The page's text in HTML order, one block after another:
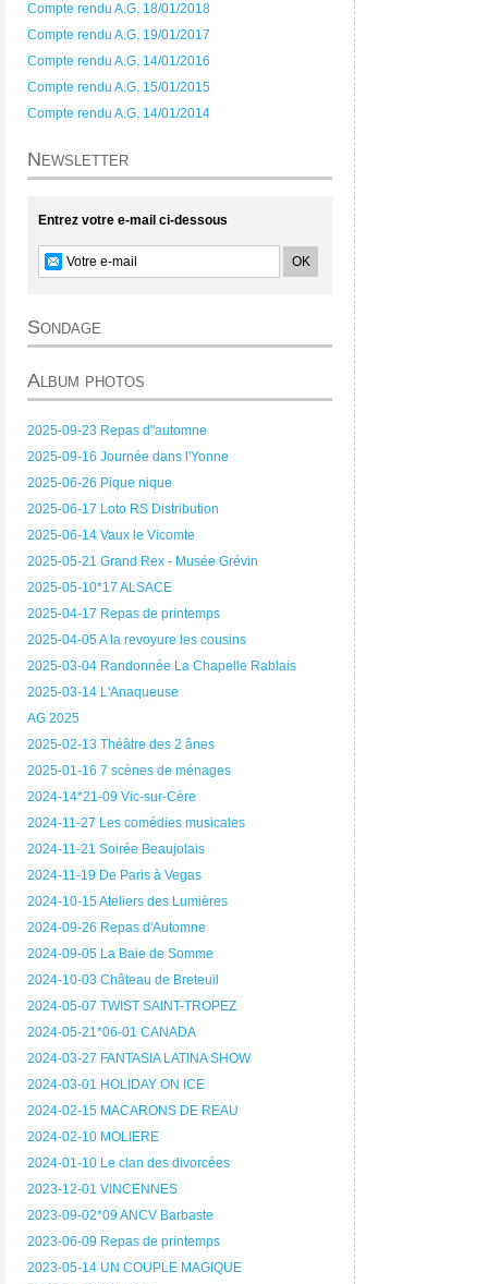
Compte rendu A.G. 18/01/2018
Compte rendu A.G. 19/01/2017
Compte rendu A.G. 14/01/2016
Compte rendu A.G. 15/01/2015
Compte rendu A.G. 14/01/2014
Newsletter
Entrez votre e-mail ci-dessous
Sondage
Album photos
2025-09-23 Repas d"automne
2025-09-16 Journée dans l'Yonne
2025-06-26 Pique nique
2025-06-17 Loto RS Distribution
2025-06-14 Vaux le Vicomte
2025-05-21 Grand Rex - Musée Grévin
2025-05-10*17 ALSACE
2025-04-17 Repas de printemps
2025-04-05 A la revoyure les cousins
2025-03-04 Randonnée La Chapelle Rablais
2025-03-14 L'Anaqueuse
AG 2025
2025-02-13 Théâtre des 2 ânes
2025-01-16 7 scènes de ménages
2024-14*21-09 Vic-sur-Cère
2024-11-27 Les comédies musicales
2024-11-21 Soirée Beaujolais
2024-11-19 De Paris à Vegas
2024-10-15 Ateliers des Lumières
2024-09-26 Repas d'Automne
2024-09-05 La Baie de Somme
2024-10-03 Château de Breteuil
2024-05-07 TWIST SAINT-TROPEZ
2024-05-21*06-01 CANADA
2024-03-27 FANTASIA LATINA SHOW
2024-03-01 HOLIDAY ON ICE
2024-02-15 MACARONS DE REAU
2024-02-10 MOLIERE
2024-01-10 Le clan des divorcées
2023-12-01 VINCENNES
2023-09-02*09 ANCV Barbaste
2023-06-09 Repas de printemps
2023-05-14 UN COUPLE MAGIQUE